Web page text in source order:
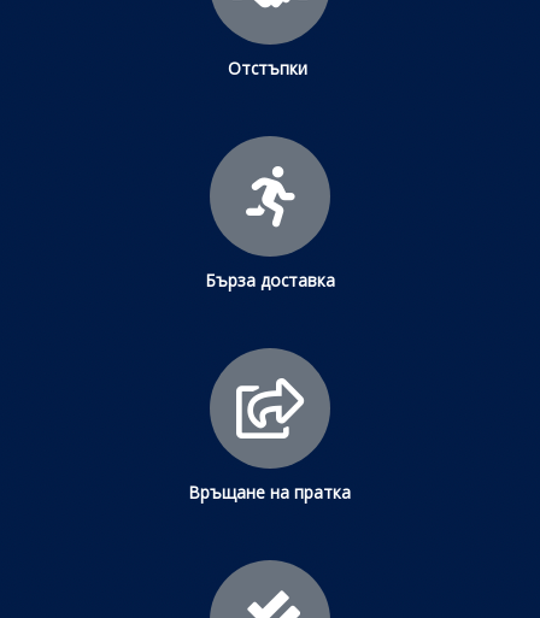
Отстъпки
Бърза доставка
Връщане на пратка